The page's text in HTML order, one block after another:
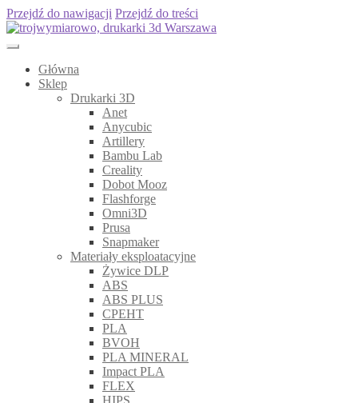
Przejdź do nawigacji Przejdź do treści
Główna
Sklep
Drukarki 3D
Anet
Anycubic
Artillery
Bambu Lab
Creality
Dobot Mooz
Flashforge
Omni3D
Prusa
Snapmaker
Materiały eksploatacyjne
Żywice DLP
ABS
ABS PLUS
CPEHT
PLA
BVOH
PLA MINERAL
Impact PLA
FLEX
HIPS